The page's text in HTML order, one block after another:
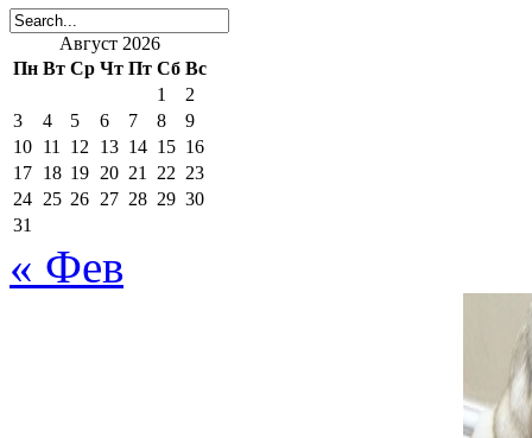
Добавить комментарий
Ваш адрес email не будет
поля помечены
поставьте галочку если хотите получать на почту
Август 2026
Пн Вт Ср Чт Пт Сб Вс
1
2
3
4 5 6 7 8
9
10 11 12 13 14 15 16
17 18 19 20 21 22 23
24 25 26 27 28 29 30
31
« Фев